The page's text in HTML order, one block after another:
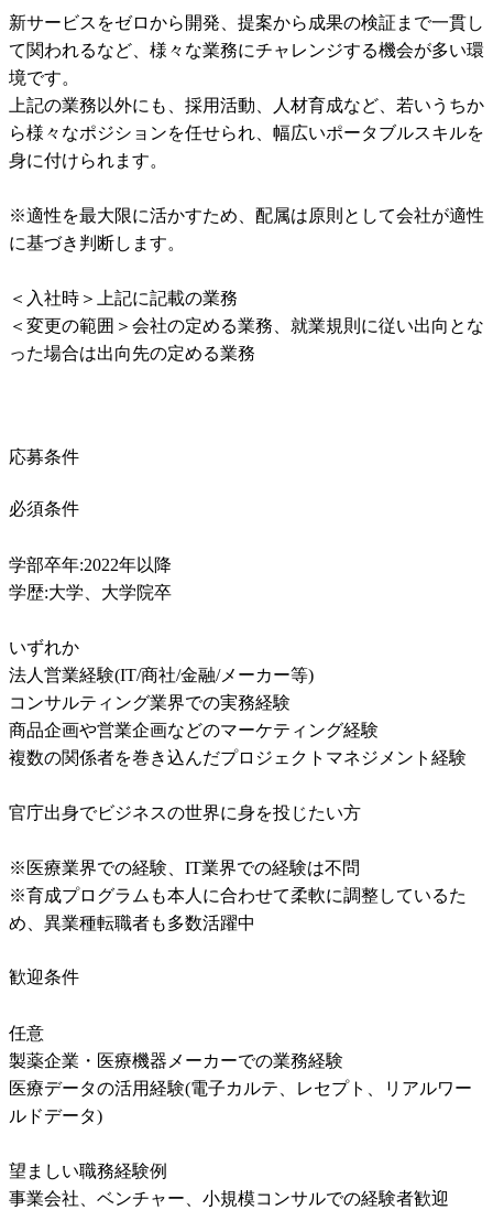
新サービスをゼロから開発、提案から成果の検証まで一貫し
て関われるなど、様々な業務にチャレンジする機会が多い環
境です。
上記の業務以外にも、採用活動、人材育成など、若いうちか
ら様々なポジションを任せられ、幅広いポータブルスキルを
身に付けられます。
※適性を最大限に活かすため、配属は原則として会社が適性
に基づき判断します。
＜入社時＞上記に記載の業務
＜変更の範囲＞会社の定める業務、就業規則に従い出向とな
応募条件
必須条件
学部卒年:2022年以降
学歴:大学、大学院卒
いずれか
法人営業経験(IT/商社/金融/メーカー等)
コンサルティング業界での実務経験
商品企画や営業企画などのマーケティング経験
複数の関係者を巻き込んだプロジェクトマネジメント経験
官庁出身でビジネスの世界に身を投じたい方
※医療業界での経験、IT業界での経験は不問
※育成プログラムも本人に合わせて柔軟に調整しているた
歓迎条件
任意
製薬企業・医療機器メーカーでの業務経験
医療データの活用経験(電子カルテ、レセプト、リアルワー
ルドデータ)
望ましい職務経験例
事業会社、ベンチャー、小規模コンサルでの経験者歓迎